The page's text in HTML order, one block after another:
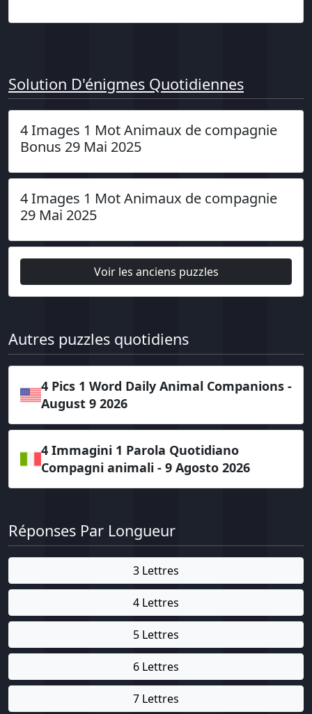
Solution D'énigmes Quotidiennes
4 Images 1 Mot Animaux de compagnie
Bonus 29 Mai 2025
4 Images 1 Mot Animaux de compagnie
29 Mai 2025
Voir les anciens puzzles
Autres puzzles quotidiens
4 Pics 1 Word Daily Animal Companions -
August 9 2026
4 Immagini 1 Parola Quotidiano
Compagni animali - 9 Agosto 2026
Réponses Par Longueur
3 Lettres
4 Lettres
5 Lettres
6 Lettres
7 Lettres